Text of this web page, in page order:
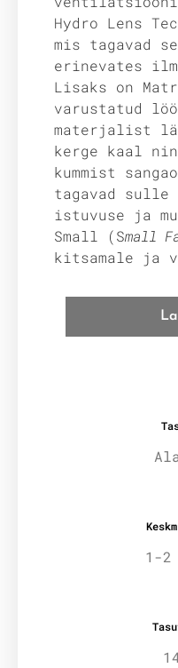
Hydro Lens
mis tagavad
erinevates
Lisaks on
varustatud
materjalist
kerge kaal
kummist
tagavad sulle
istuvuse ja
Small (Small
kitsamale ja
1-2